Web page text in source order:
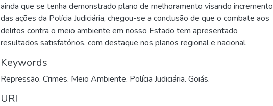
ainda que se tenha demonstrado plano de melhoramento visando incremento
das ações da Polícia Judiciária, chegou-se a conclusão de que o combate aos
delitos contra o meio ambiente em nosso Estado tem apresentado
resultados satisfatórios, com destaque nos planos regional e nacional.
Keywords
Repressão. Crimes. Meio Ambiente. Polícia Judiciária. Goiás.
URI